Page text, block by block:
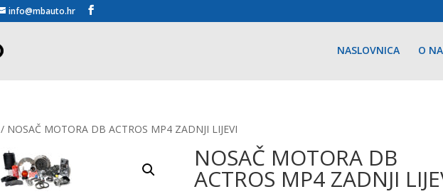
info@mbauto.hr
NASLOVNICA O
/ NOSAČ MOTORA DB ACTROS MP4 ZADNJI LIJEVI
NOSAČ MOTORA DB
ACTROS MP4 ZADNJI